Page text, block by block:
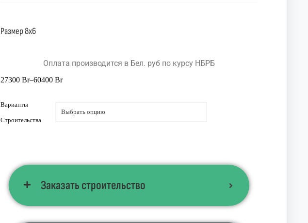
Размер 8х6
Оплата производится в Бел. руб по курсу НБРБ
27300 Br–60400 Br
Варианты
Строительства
Заказать строительство